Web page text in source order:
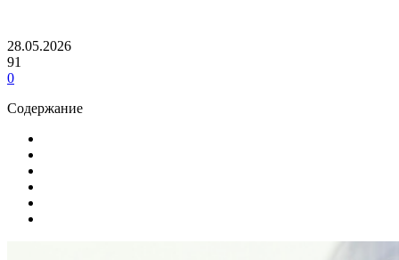
28.05.2026
91
0
Содержание